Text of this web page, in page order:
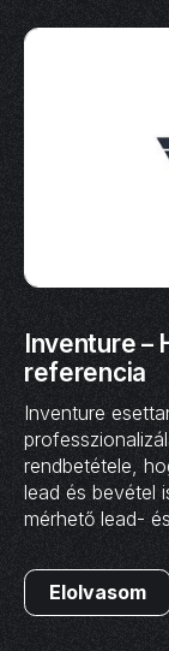
Inventure –
referencia
Inventure
rendbetétele,
lead és bevétel
mérhető lead-
Elolvasom